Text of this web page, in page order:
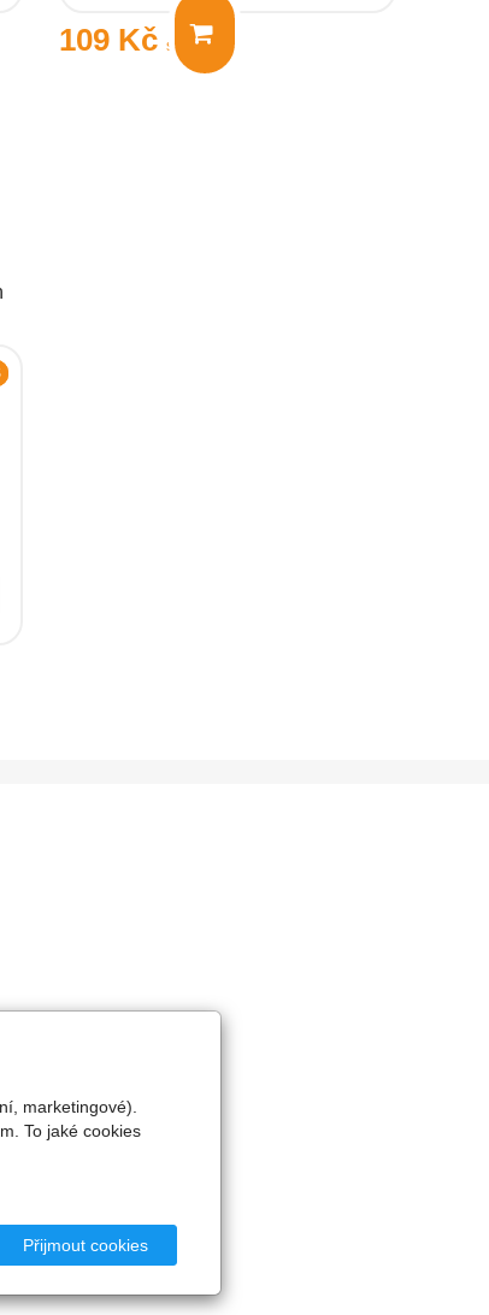
109 Kč s DPH
marketingové).
To jaké cookies
Přijmout cookies